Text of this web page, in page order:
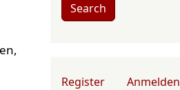
Search
User account menu
Register Anmelden